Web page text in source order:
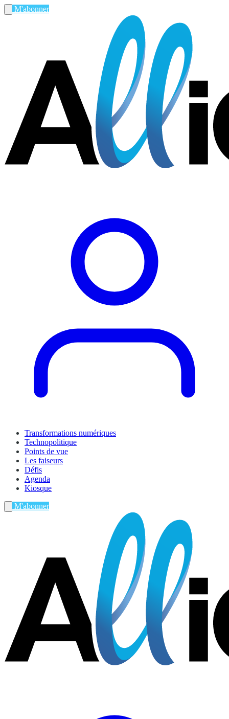
M'abonner
Transformations numériques
Technopolitique
Points de vue
Les faiseurs
Défis
Agenda
Kiosque
M'abonner